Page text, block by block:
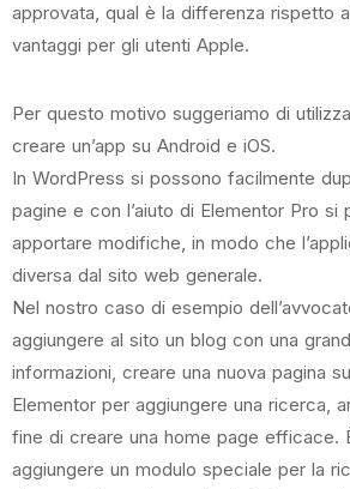
approvata, qual è la differenza rispetto
vantaggi per gli utenti Apple.
Per questo motivo suggeriamo di
creare un’app su Android e iOS.
In WordPress si possono facilmente
pagine e con l’aiuto di Elementor Pro si
apportare modifiche, in modo che
diversa dal sito web generale.
Nel nostro caso di esempio
aggiungere al sito un blog con una
informazioni, creare una nuova pagina
Elementor per aggiungere una ricerca,
fine di creare una home page efficace.
aggiungere un modulo speciale per la